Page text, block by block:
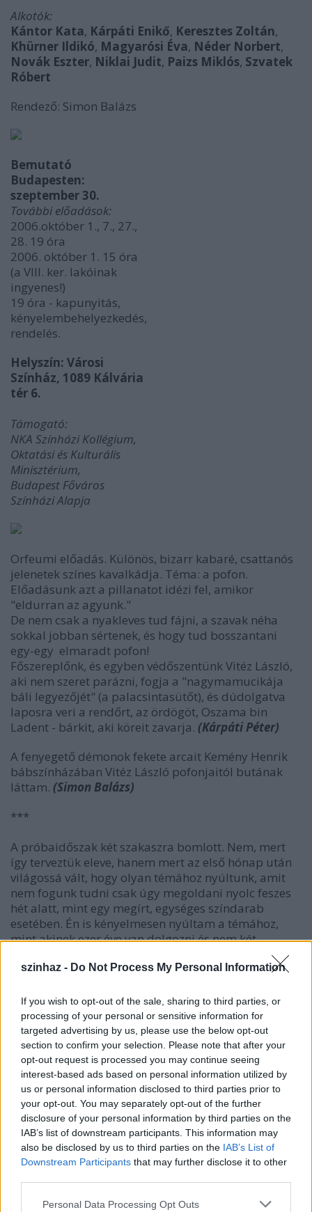
szinhaz - Do Not Process My Personal Information
If you wish to opt-out of the sale, sharing to third parties, or
processing of your personal or sensitive information for
targeted advertising by us, please use the below opt-out
section to confirm your selection. Please note that after your
opt-out request is processed you may continue seeing
interest-based ads based on personal information utilized by
us or personal information disclosed to third parties prior to
your opt-out. You may separately opt-out of the further
disclosure of your personal information by third parties on the
IAB’s list of downstream participants. This information may
also be disclosed by us to third parties on the IAB’s List of
Downstream Participants that may further disclose it to other
Please note that this website/app uses one or more Google
Personal Data Processing Opt Outs
Alkotók:
Kántor Kata, Kárpáti Enikő, Keresztes Zoltán,
Khürner Ildikó, Magyarósi Éva, Néder Norbert,
Novák Eszter, Niklai Judit, Paizs Miklós, Szvatek
Róbert
Rendező: Simon Balázs
Bemutató
Budapesten:
szeptember 30.
További előadások:
2006.október 1., 7., 27.,
28. 19 óra
2006. október 1. 15 óra
(a VIII. ker. lakóinak
ingyenes!)
19 óra - kapunyitás,
kényelembehelyezkedés,
rendelés.
Helyszín: Városi
Színház, 1089 Kálvária
tér 6.
Támogató:
NKA Színházi Kollégium,
Oktatási és Kulturális
Minisztérium,
Budapest Főváros
Színházi Alapja
Orfeumi előadás. Különös, bizarr kabaré, csattanós
jelenetek színes kavalkádja. Téma: a pofon.
Előadásunk azt a pillanatot idézi fel, amikor
"eldurran az agyunk."
De nem csak a nyakleves tud fájni, a szavak néha
sokkal jobban sértenek, és hogy tud bosszantani
egy-egy elmaradt pofon!
Főszereplőnk, és egyben védőszentünk Vitéz László,
aki nem szeret parázni, fogja a "nagymamucikája
báli legyezőjét" (a palacsintasütőt), és dúdolgatva
laposra veri a rendőrt, az ördögöt, Oszama bin
Ladent - bárkit, aki köreit zavarja. (Kárpáti Péter)
A fenyegető démonok fekete arcait Kemény Henrik
bábszínházában Vitéz László pofonjaitól butának
láttam. (Simon Balázs)
***
A próbaidőszak két szakaszra bomlott. Nem, mert
így terveztük eleve, hanem mert az első hónap után
világossá vált, hogy olyan témához nyúltunk, amit
nem fogunk tudni csak úgy megoldani nyolc feszes
hét alatt, mint egy megírt, egységes színdarab
esetében. Én is kényelmesen nyúltam a témához,
mint akinek ezer éve van dolgozni és nem két
hónapja. Mire felocsúdtunk a bemutató már túl
közel volt ahhoz, hogy magas színvonalon
Az első héten kizárólag Kemény Henrik édesapja
kézzel leírt Vitéz László (továbbiakban VL) jeleneteit
olvastuk, és rengeteget játszottunk. Olvastunk
Punch-ot és Kaspert is (VL távoli rokonait) és persze
azokat a jeleneteket, amiket író kortársaink a
témában felkérésemre alkottak. A színészek féltek a
bábjátéktól (melyhez ragaszkodtam); féltek, hogy a
báb "lejátssza őket"; féltek, hogy nem fogják tudni
megmozdítani hitelesen a bábokat. Mondogattam
ugyan, hogy itt nem csak VL hanem egy szélesebben
értelmezett erőszak, erőszak kultusz lenne a téma és
a hozott anyagok természetesen kiegészülhetnek
más epizódokkal is, de én is éreztem, valahogy kevés
a konkrét, használható anyag. Más úton kell